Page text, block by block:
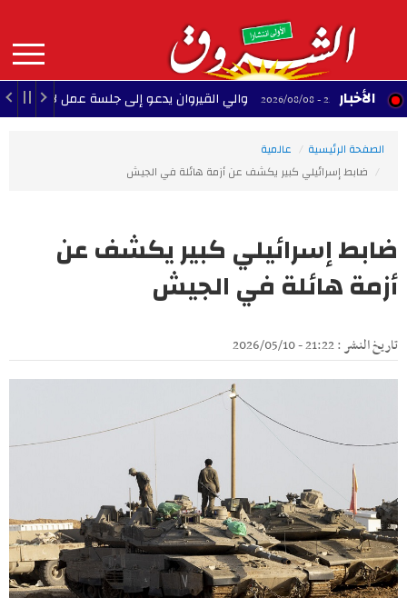
contenu
principal
MAIN
NAVIGATION الأخبار22:35 - 2026/08/08 والي القيروان يدعو إلى جلسة عمل لإنقاذ الشبيبة
الصفحة الرئيسية
عالمية
ضابط إسرائيلي كبير يكشف عن أزمة هائلة في الجيش
ضابط إسرائيلي كبير يكشف عن
أزمة هائلة في الجيش
تاريخ النشر : 21:22 - 2026/05/10